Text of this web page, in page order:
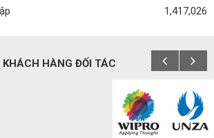
1,417,026
KHÁCH HÀNG ĐỐI TÁC